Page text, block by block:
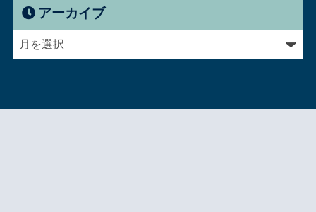
アーカイブ